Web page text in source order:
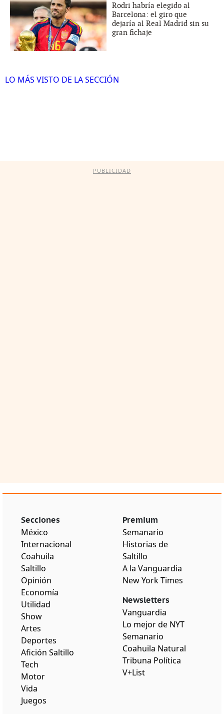
Rodri habría elegido al
Barcelona: el giro que
dejaría al Real Madrid sin su
gran fichaje
LO MÁS VISTO DE LA SECCIÓN
PUBLICIDAD
Secciones
México
Internacional
Coahuila
Saltillo
Opinión
Economía
Utilidad
Show
Artes
Deportes
Afición Saltillo
Tech
Motor
Vida
Juegos
Premium
Semanario
Historias de
Saltillo
A la Vanguardia
New York Times
Newsletters
Vanguardia
Lo mejor de NYT
Semanario
Coahuila Natural
Tribuna Política
V+List